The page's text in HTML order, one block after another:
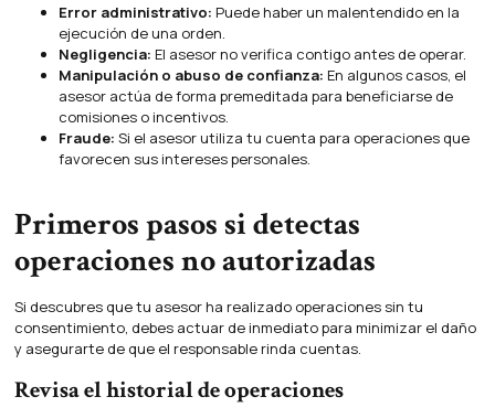
Error administrativo: Puede haber un malentendido en la
ejecución de una orden.
Negligencia: El asesor no verifica contigo antes de operar.
Manipulación o abuso de confianza: En algunos casos, el
asesor actúa de forma premeditada para beneficiarse de
comisiones o incentivos.
Fraude: Si el asesor utiliza tu cuenta para operaciones que
favorecen sus intereses personales.
Primeros pasos si detectas
operaciones no autorizadas
Si descubres que tu asesor ha realizado operaciones sin tu
consentimiento, debes actuar de inmediato para minimizar el daño
y asegurarte de que el responsable rinda cuentas.
Revisa el historial de operaciones